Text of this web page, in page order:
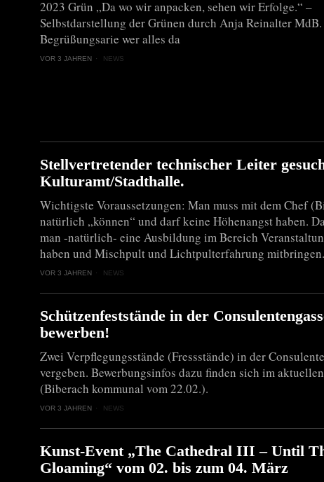
2023 Grün „Da wo wir anpacken, sehen wir Erfolge.“ –
Selbstdarstellung der Grünen durch Anja Reinalter MdB.
Begrüßungsarie wer alles da
VOR 3 JAHREN NEWS
Stellvertretender technischer Leiter
Kulturamt/Stadthalle.
Wichtigste Voraussetzungen: Man muss mit dem Chef
natürlich „können“ und darf keine Höhenangst haben.
man -natürlich- eine Ausbildung im Bereich
haben und Mischpult und Lichtpulterfahrung
VOR 3 JAHREN NEWS
Schützenfeststände in der
bewerben!
Zwei Verpflegungsstände (Fressstände) in der
vergeben. Bewerbungsinfos dazu finden sich im
(Biberach kommunal vom 22.02.).
VOR 3 JAHREN NEWS
Kunst-Event „The Cathedral III – Until
Gloaming“ vom 02. bis zum 04. März